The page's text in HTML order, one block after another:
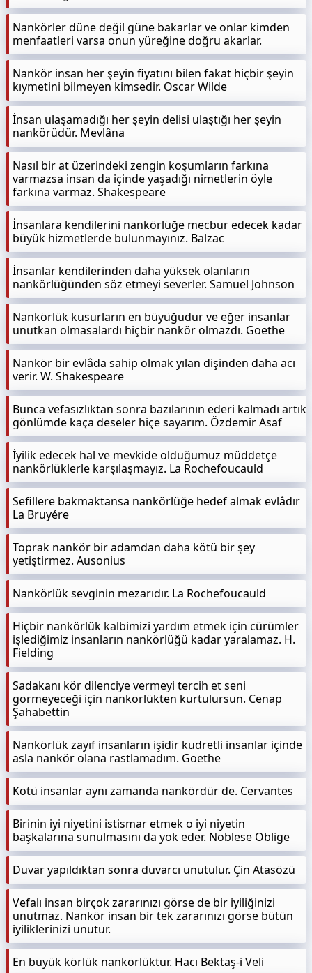
Nankörler düne değil güne bakarlar ve onlar kimden
menfaatleri varsa onun yüreğine doğru akarlar.
Nankör insan her şeyin fiyatını bilen fakat hiçbir şeyin
kıymetini bilmeyen kimsedir. Oscar Wilde
İnsan ulaşamadığı her şeyin delisi ulaştığı her şeyin
nankörüdür. Mevlâna
Nasıl bir at üzerindeki zengin koşumların farkına
varmazsa insan da içinde yaşadığı nimetlerin öyle
farkına varmaz. Shakespeare
İnsanlara kendilerini nankörlüğe mecbur edecek kadar
büyük hizmetlerde bulunmayınız. Balzac
İnsanlar kendilerinden daha yüksek olanların
nankörlüğünden söz etmeyi severler. Samuel Johnson
Nankörlük kusurların en büyüğüdür ve eğer insanlar
unutkan olmasalardı hiçbir nankör olmazdı. Goethe
Nankör bir evlâda sahip olmak yılan dişinden daha acı
verir. W. Shakespeare
Bunca vefasızlıktan sonra bazılarının ederi kalmadı artık
gönlümde kaça deseler hiçe sayarım. Özdemir Asaf
İyilik edecek hal ve mevkide olduğumuz müddetçe
nankörlüklerle karşılaşmayız. La Rochefoucauld
Sefillere bakmaktansa nankörlüğe hedef almak evlâdır
La Bruyére
Toprak nankör bir adamdan daha kötü bir şey
yetiştirmez. Ausonius
Nankörlük sevginin mezarıdır. La Rochefoucauld
Hiçbir nankörlük kalbimizi yardım etmek için cürümler
işlediğimiz insanların nankörlüğü kadar yaralamaz. H.
Fielding
Sadakanı kör dilenciye vermeyi tercih et seni
görmeyeceği için nankörlükten kurtulursun. Cenap
Şahabettin
Nankörlük zayıf insanların işidir kudretli insanlar içinde
asla nankör olana rastlamadım. Goethe
Kötü insanlar aynı zamanda nankördür de. Cervantes
Birinin iyi niyetini istismar etmek o iyi niyetin
başkalarına sunulmasını da yok eder. Noblese Oblige
Duvar yapıldıktan sonra duvarcı unutulur. Çin Atasözü
Vefalı insan birçok zararınızı görse de bir iyiliğinizi
unutmaz. Nankör insan bir tek zararınızı görse bütün
iyiliklerinizi unutur.
En büyük körlük nankörlüktür. Hacı Bektaş-i Veli